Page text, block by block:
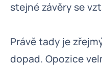
stejné závěry se
Právě tady je
dopad. Opozice